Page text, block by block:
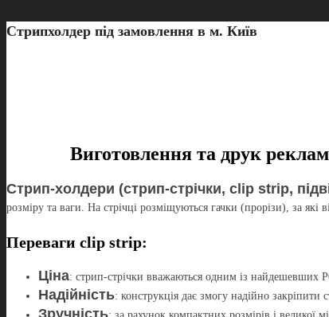
Стрипхолдер під замовлення в м. Київ
Виготовлення та друк
Стрип-холдери (стрип-стрічки, clip strip,
розміру та ваги. На стрічці розміщуються гачки (прорізи), за
Переваги clip strip:
Ціна: стрип-стрічки вважаються одним із найдешевших
Надійність: конструкція дає змогу надійно закріпити